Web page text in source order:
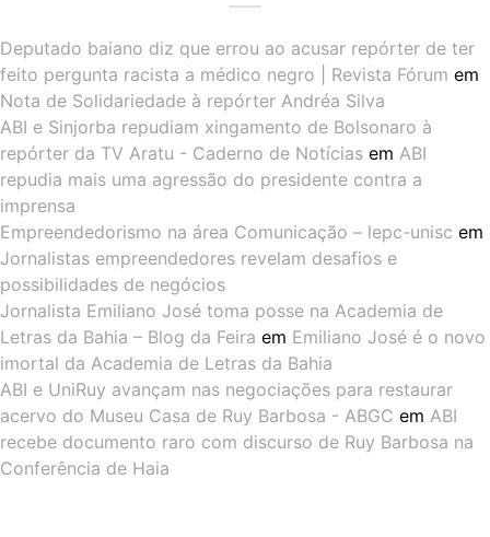
Deputado baiano diz que errou ao acusar repórter de ter
feito pergunta racista a médico negro | Revista Fórum em
Nota de Solidariedade à repórter Andréa Silva
ABI e Sinjorba repudiam xingamento de Bolsonaro à
repórter da TV Aratu - Caderno de Notícias em ABI
repudia mais uma agressão do presidente contra a
imprensa
Empreendedorismo na área Comunicação – lepc-unisc em
Jornalistas empreendedores revelam desafios e
possibilidades de negócios
Jornalista Emiliano José toma posse na Academia de
Letras da Bahia – Blog da Feira em Emiliano José é o novo
imortal da Academia de Letras da Bahia
ABI e UniRuy avançam nas negociações para restaurar
acervo do Museu Casa de Ruy Barbosa - ABGC em ABI
recebe documento raro com discurso de Ruy Barbosa na
Conferência de Haia